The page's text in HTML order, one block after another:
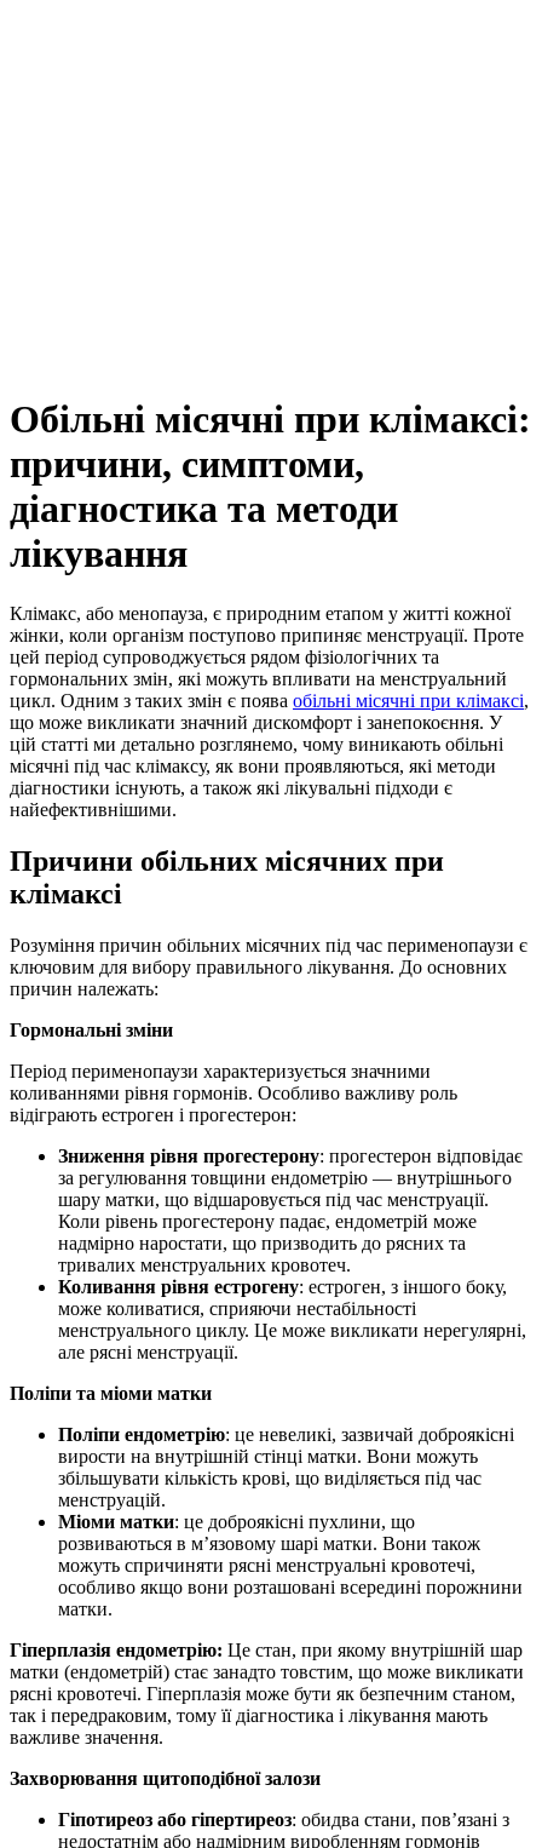
Обільні місячні при клімаксі:
причини, симптоми,
діагностика та методи
лікування
Клімакс, або менопауза, є природним етапом у житті кожної
жінки, коли організм поступово припиняє менструації. Проте
цей період супроводжується рядом фізіологічних та
гормональних змін, які можуть впливати на менструальний
цикл. Одним з таких змін є поява обільні місячні при клімаксі,
що може викликати значний дискомфорт і занепокоєння. У
цій статті ми детально розглянемо, чому виникають обільні
місячні під час клімаксу, як вони проявляються, які методи
діагностики існують, а також які лікувальні підходи є
найефективнішими.
Причини обільних місячних при
клімаксі
Розуміння причин обільних місячних під час перименопаузи є
ключовим для вибору правильного лікування. До основних
причин належать:
Гормональні зміни
Період перименопаузи характеризується значними
коливаннями рівня гормонів. Особливо важливу роль
відіграють естроген і прогестерон:
Зниження рівня прогестерону: прогестерон відповідає
за регулювання товщини ендометрію — внутрішнього
шару матки, що відшаровується під час менструації.
Коли рівень прогестерону падає, ендометрій може
надмірно наростати, що призводить до рясних та
тривалих менструальних кровотеч.
Коливання рівня естрогену: естроген, з іншого боку,
може коливатися, сприяючи нестабільності
менструального циклу. Це може викликати нерегулярні,
але рясні менструації.
Поліпи та міоми матки
Поліпи ендометрію: це невеликі, зазвичай доброякісні
вирости на внутрішній стінці матки. Вони можуть
збільшувати кількість крові, що виділяється під час
менструацій.
Міоми матки: це доброякісні пухлини, що
розвиваються в м’язовому шарі матки. Вони також
можуть спричиняти рясні менструальні кровотечі,
особливо якщо вони розташовані всередині порожнини
матки.
Гіперплазія ендометрію: Це стан, при якому внутрішній шар
матки (ендометрій) стає занадто товстим, що може викликати
рясні кровотечі. Гіперплазія може бути як безпечним станом,
так і передраковим, тому її діагностика і лікування мають
важливе значення.
Захворювання щитоподібної залози
Гіпотиреоз або гіпертиреоз: обидва стани, пов’язані з
недостатнім або надмірним виробленням гормонів